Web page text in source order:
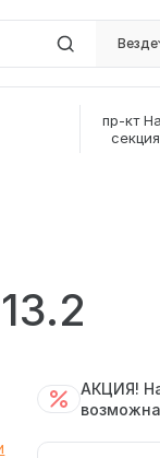
Везде
пр-кт
АКЦИЯ!